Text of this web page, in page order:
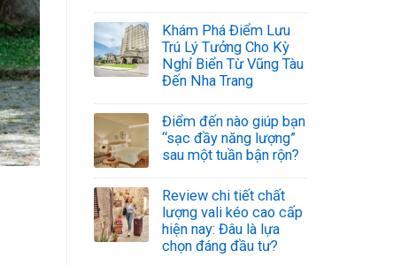
Khám Phá Điểm Lưu
Trú Lý Tưởng Cho Kỳ
Nghỉ Biển Từ Vũng Tàu
Đến Nha Trang
Điểm đến nào giúp bạn
“sạc đầy năng lượng”
sau một tuần bận rộn?
Review chi tiết chất
lượng vali kéo cao cấp
hiện nay: Đâu là lựa
chọn đáng đầu tư?